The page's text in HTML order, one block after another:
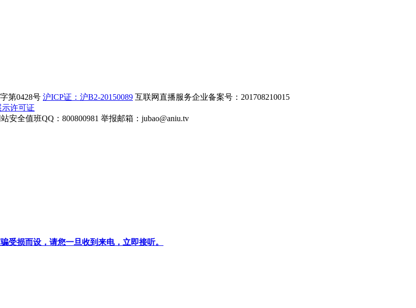
第0428号 沪ICP证：沪B2-20150089 互联网直播服务企业备案号：201708210015
许可证
站安全值班QQ：800800981 举报邮箱： jubao@aniu.tv
受损而设，请您一旦收到来电，立即接听。